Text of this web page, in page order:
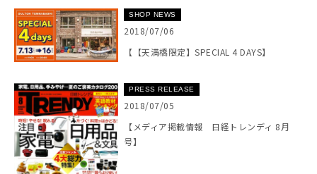
SHOP NEWS
2018/07/06
【【天満橋限定】SPECIAL 4 DAYS】
PRESS RELEASE
2018/07/05
【メディア掲載情報 日経トレンディ 8月
号】